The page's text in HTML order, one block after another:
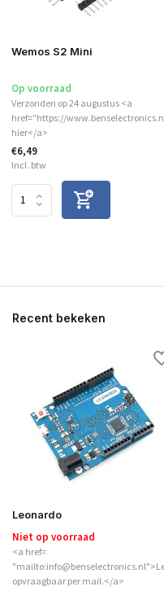
Wemos S2 Mini
Op voorraad
Verzonden op 24 augustus <a
href="https://
hier</a>
€6,49
Incl. btw
Recent bekeken
Leonardo
Niet op voorraad
<a href=
opvraagbaar per mail.</a>